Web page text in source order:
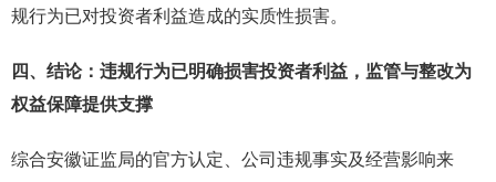
规行为已对投资者利益造成的实质性损害。
四、结论：违规行为已明确损害投资者利益，监管与整改为
权益保障提供支撑
综合安徽证监局的官方认定、公司违规事实及经营影响来